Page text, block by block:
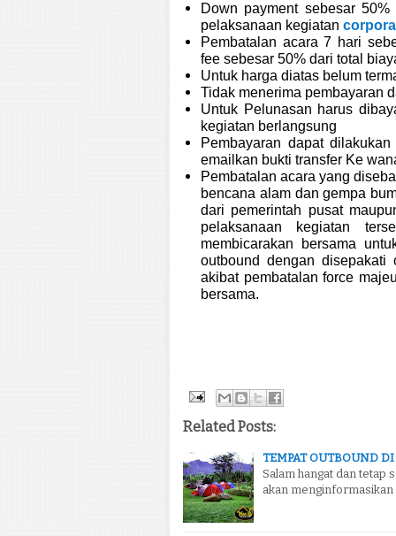
Down payment sebesar
pelaksanaan kegiatan
Pembatalan acara 7 hari
fee sebesar 50% dari total
Untuk harga diatas belum
Tidak menerima pembayaran
Untuk Pelunasan harus
kegiatan berlangsung
Pembayaran dapat
emailkan bukti transfer Ke
Pembatalan acara yang
bencana alam dan gempa
dari pemerintah pusat
pelaksanaan kegiatan
membicarakan bersama
outbound dengan
akibat pembatalan force
bersama.
Related Posts:
TEMPAT OUTBOUND
Salam hangat dan tetap
akan